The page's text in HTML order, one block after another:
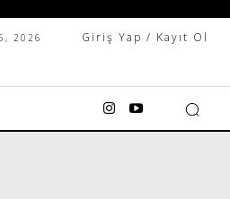
2026 Giriş Yap / Kayıt Ol